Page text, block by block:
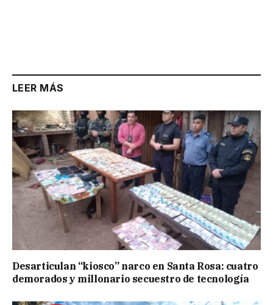
LEER MÁS
Desarticulan “kiosco” narco en Santa Rosa: cuatro
demorados y millonario secuestro de tecnología